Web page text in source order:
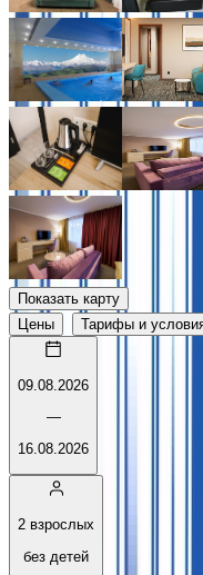
Показать карту
Цены
Тарифы и
09.08.2026
—
16.08.2026
2 взрослых
без детей